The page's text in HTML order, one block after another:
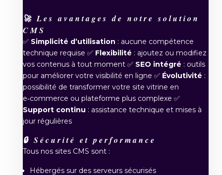
🚀 Les avantages de notre solution
CMS
✅ Simplicité d’utilisation : aucune compétence
technique requise ✅ Flexibilité : ajoutez ou modifiez
vos contenus à tout moment ✅ SEO intégré : outils
pour améliorer votre visibilité en ligne ✅ Évolutivité :
possibilité de transformer votre site vitrine en
e‑commerce ou plateforme plus complexe ✅
Support continu : assistance technique et mises à
jour régulières
🔒 Sécurité et performance
Tous nos sites CMS sont :
Hébergés sur des serveurs sécurisés